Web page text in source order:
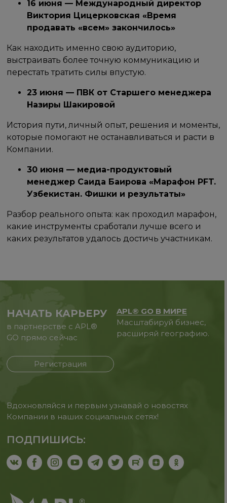
16 июня — Международный директор
Виктория Цицерковская «Время
продавать «всем» закончилось»
Как находить именно свою аудиторию,
выстраивать более точную коммуникацию и
перестать тратить силы впустую.
23 июня — ПВК от Старшего менеджера
Назиры Шакировой
История пути, личный опыт, решения и моменты,
которые помогают не останавливаться и расти в
Компании.
30 июня — медиа-продуктовый
менеджер Саида Баирова «Марафон PFT.
Узбекистан. Фишки и результаты»
Разбор реального опыта: как проходил марафон,
какие инструменты сработали лучше всего и
каких результатов удалось достичь участникам.
НАЧАТЬ КАРЬЕРУ
в партнерстве с APL®
GO прямо сейчас
Регистрация
APL® GO В МИРЕ
Масштабируй бизнес,
расширяй географию.
Вдохновляйся и первым узнавай о новостях
Компании в наших социальных сетях!
ПОДПИШИСЬ: